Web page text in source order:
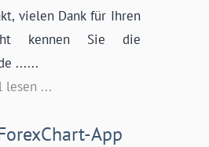
vielen Dank für Ihren
kennen Sie die
......
lesen ...
App